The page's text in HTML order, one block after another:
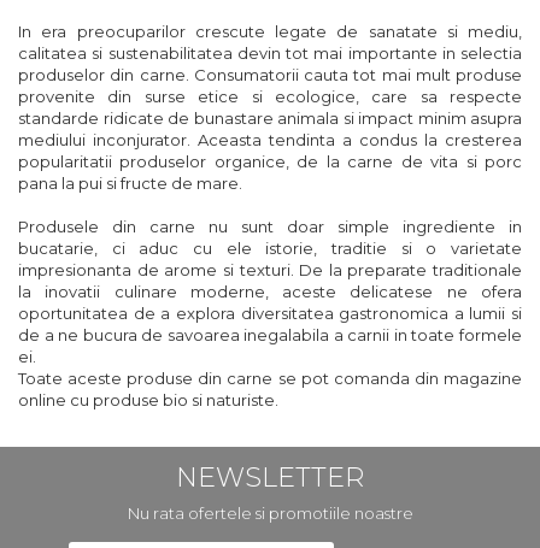
In era preocuparilor crescute legate de sanatate si mediu,
calitatea si sustenabilitatea devin tot mai importante in selectia
produselor din carne. Consumatorii cauta tot mai mult produse
provenite din surse etice si ecologice, care sa respecte
standarde ridicate de bunastare animala si impact minim asupra
mediului inconjurator. Aceasta tendinta a condus la cresterea
popularitatii produselor organice, de la carne de vita si porc
pana la pui si fructe de mare.
Produsele din carne nu sunt doar simple ingrediente in
bucatarie, ci aduc cu ele istorie, traditie si o varietate
impresionanta de arome si texturi. De la preparate traditionale
la inovatii culinare moderne, aceste delicatese ne ofera
oportunitatea de a explora diversitatea gastronomica a lumii si
de a ne bucura de savoarea inegalabila a carnii in toate formele
ei.
Toate aceste produse din carne se pot comanda din magazine
online cu produse bio si naturiste.
NEWSLETTER
Nu rata ofertele si promotiile noastre